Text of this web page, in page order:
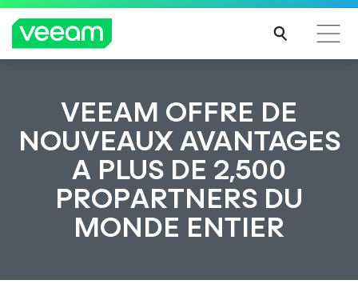
Recommandations de Veeam pour les clients
impactés par la mise à jour de CrowdStrike
LIRE
VEEAM OFFRE DE
NOUVEAUX AVANTAGES
A PLUS DE 2,500
PROPARTNERS DU
MONDE ENTIER